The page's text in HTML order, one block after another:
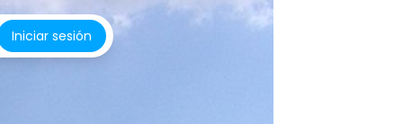
Iniciar sesión